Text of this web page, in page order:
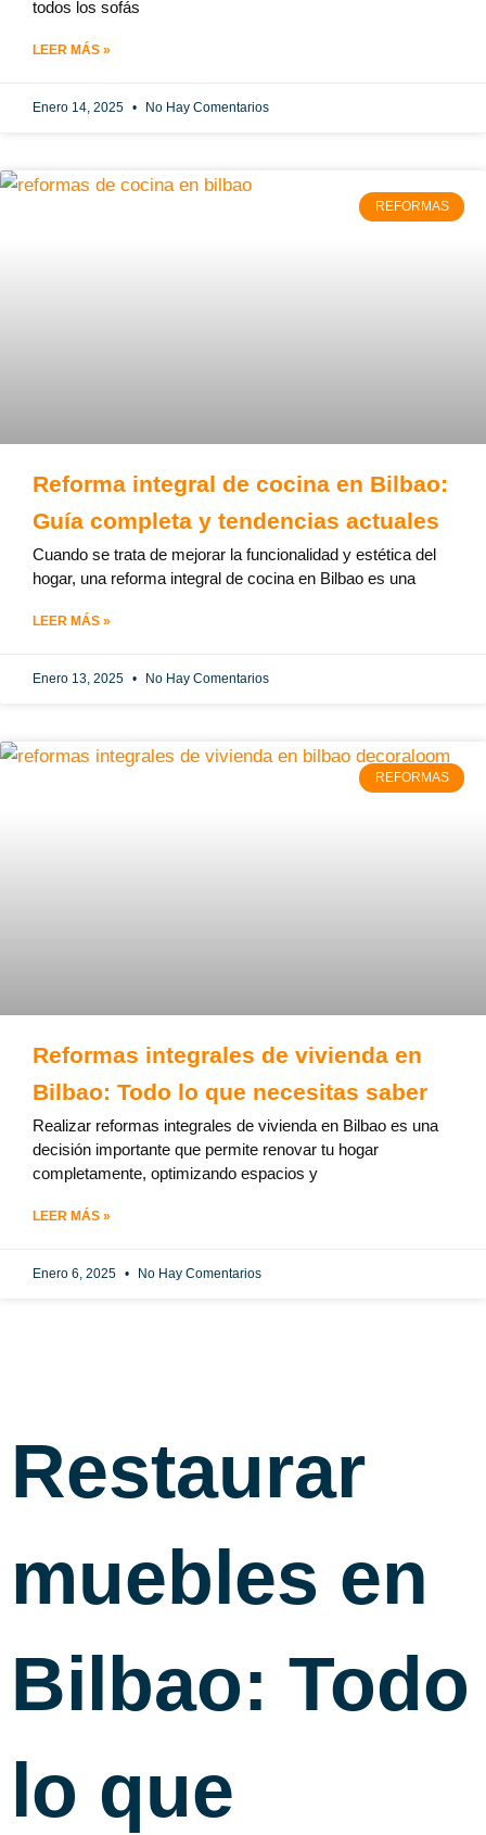
todos los sofás
LEER MÁS »
Enero 14, 2025 No Hay Comentarios
REFORMAS
Reforma integral de cocina en Bilbao:
Guía completa y tendencias actuales
Cuando se trata de mejorar la funcionalidad y estética del
hogar, una reforma integral de cocina en Bilbao es una
LEER MÁS »
Enero 13, 2025 No Hay Comentarios
REFORMAS
Reformas integrales de vivienda en
Bilbao: Todo lo que necesitas saber
Realizar reformas integrales de vivienda en Bilbao es una
decisión importante que permite renovar tu hogar
completamente, optimizando espacios y
LEER MÁS »
Enero 6, 2025 No Hay Comentarios
Restaurar
muebles en
Bilbao: Todo
lo que